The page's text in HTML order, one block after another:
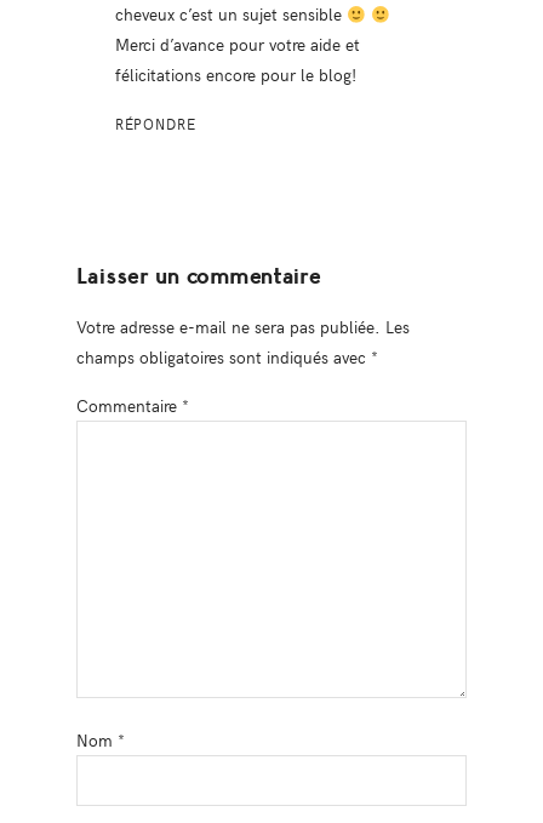
cheveux c’est un sujet sensible
Merci d’avance pour votre aide et
félicitations encore pour le blog!
RÉPONDRE
Laisser un commentaire
Votre adresse e-mail ne sera pas publiée. Les
champs obligatoires sont indiqués avec *
Commentaire *
Nom *